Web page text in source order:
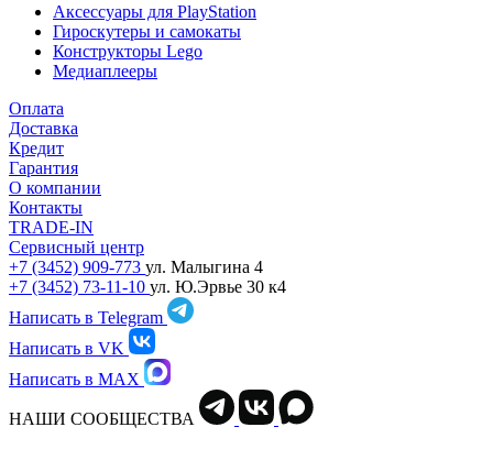
Аксессуары для PlayStation
Гироскутеры и самокаты
Конструкторы Lego
Медиаплееры
Оплата
Доставка
Кредит
Гарантия
О компании
Контакты
TRADE-IN
Сервисный центр
+7 (3452) 909-773 ул. Малыгина 4
+7 (3452) 73-11-10 ул. Ю.Эрвье 30 к4
Написать в Telegram
Написать в VK
Написать в MAX
НАШИ СООБЩЕСТВА